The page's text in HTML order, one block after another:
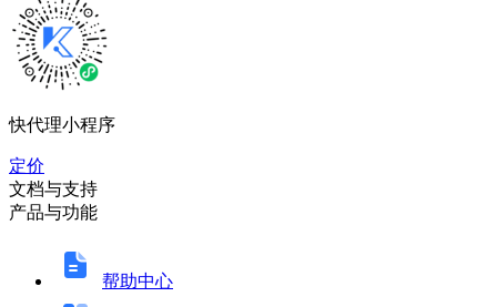
快代理小程序
定价
文档与支持
产品与功能
帮助中心